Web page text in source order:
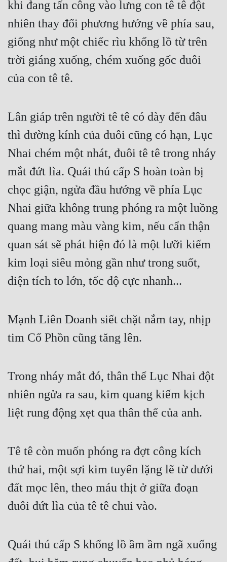
khi đang tấn công vào lưng con tê tê đột
nhiên thay đổi phương hướng về phía sau,
giống như một chiếc rìu khổng lồ từ trên
trời giáng xuống, chém xuống gốc đuôi
của con tê tê.
Lân giáp trên người tê tê có dày đến đâu
thì đường kính của đuôi cũng có hạn, Lục
Nhai chém một nhát, đuôi tê tê trong nháy
mắt đứt lìa. Quái thú cấp S hoàn toàn bị
chọc giận, ngửa đầu hướng về phía Lục
Nhai giữa không trung phóng ra một luồng
quang mang màu vàng kim, nếu cẩn thận
quan sát sẽ phát hiện đó là một lưỡi kiếm
kim loại siêu mỏng gần như trong suốt,
diện tích to lớn, tốc độ cực nhanh...
Mạnh Liên Doanh siết chặt nắm tay, nhịp
tim Cố Phồn cũng tăng lên.
Trong nháy mắt đó, thân thể Lục Nhai đột
nhiên ngửa ra sau, kim quang kiếm kịch
liệt rung động xẹt qua thân thể của anh.
Tê tê còn muốn phóng ra đợt công kích
thứ hai, một sợi kim tuyến lặng lẽ từ dưới
đất mọc lên, theo máu thịt ở giữa đoạn
đuôi đứt lìa của tê tê chui vào.
Quái thú cấp S khổng lồ ầm ầm ngã xuống